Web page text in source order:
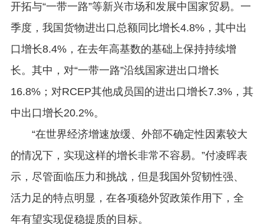
开拓与“一带一路”等新兴市场和发展中国家贸易。一
季度，我国货物进出口总额同比增长4.8%，其中出
口增长8.4%，在去年高基数的基础上保持持续增
长。其中，对“一带一路”沿线国家进出口增长
16.8%；对RCEP其他成员国的进出口增长7.3%，其
中出口增长20.2%。
“在世界经济增速放缓、外部不确定性因素较大
的情况下，实现这样的增长非常不容易。”付凌晖表
示，尽管面临压力和挑战，但是我国外贸韧性强、
活力足的特点明显，在各项稳外贸政策作用下，全
年有望实现促稳提质的目标。